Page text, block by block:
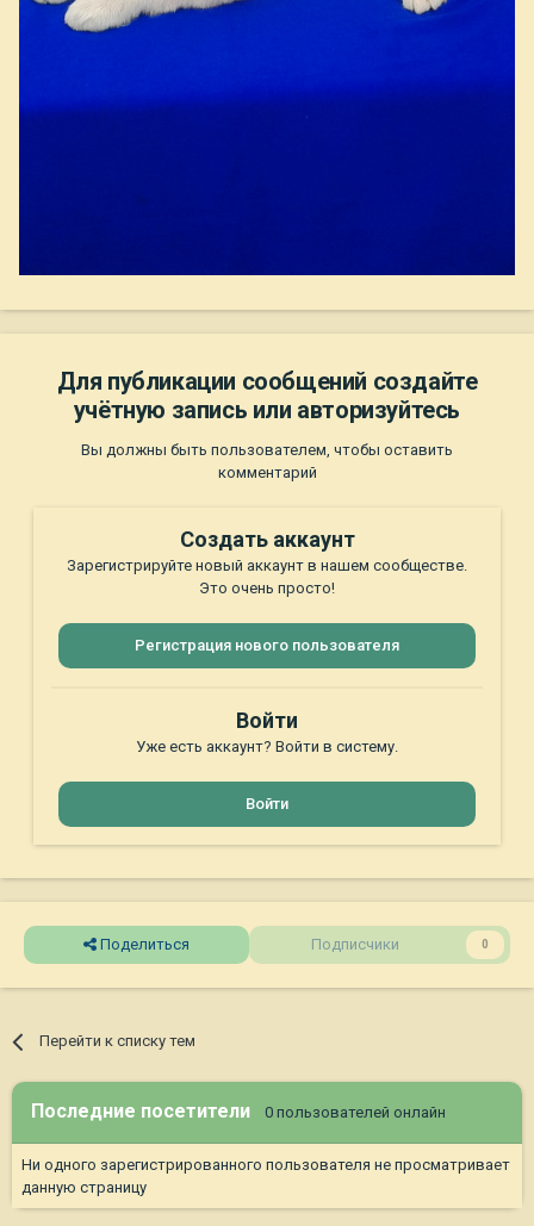
Для публикации сообщений создайте
учётную запись или авторизуйтесь
Вы должны быть пользователем, чтобы оставить
комментарий
Создать аккаунт
Зарегистрируйте новый аккаунт в нашем сообществе.
Это очень просто!
Регистрация нового пользователя
Войти
Уже есть аккаунт? Войти в систему.
Войти
Поделиться Подписчики 0
Перейти к списку тем
Последние посетители 0 пользователей онлайн
Ни одного зарегистрированного пользователя не просматривает
данную страницу